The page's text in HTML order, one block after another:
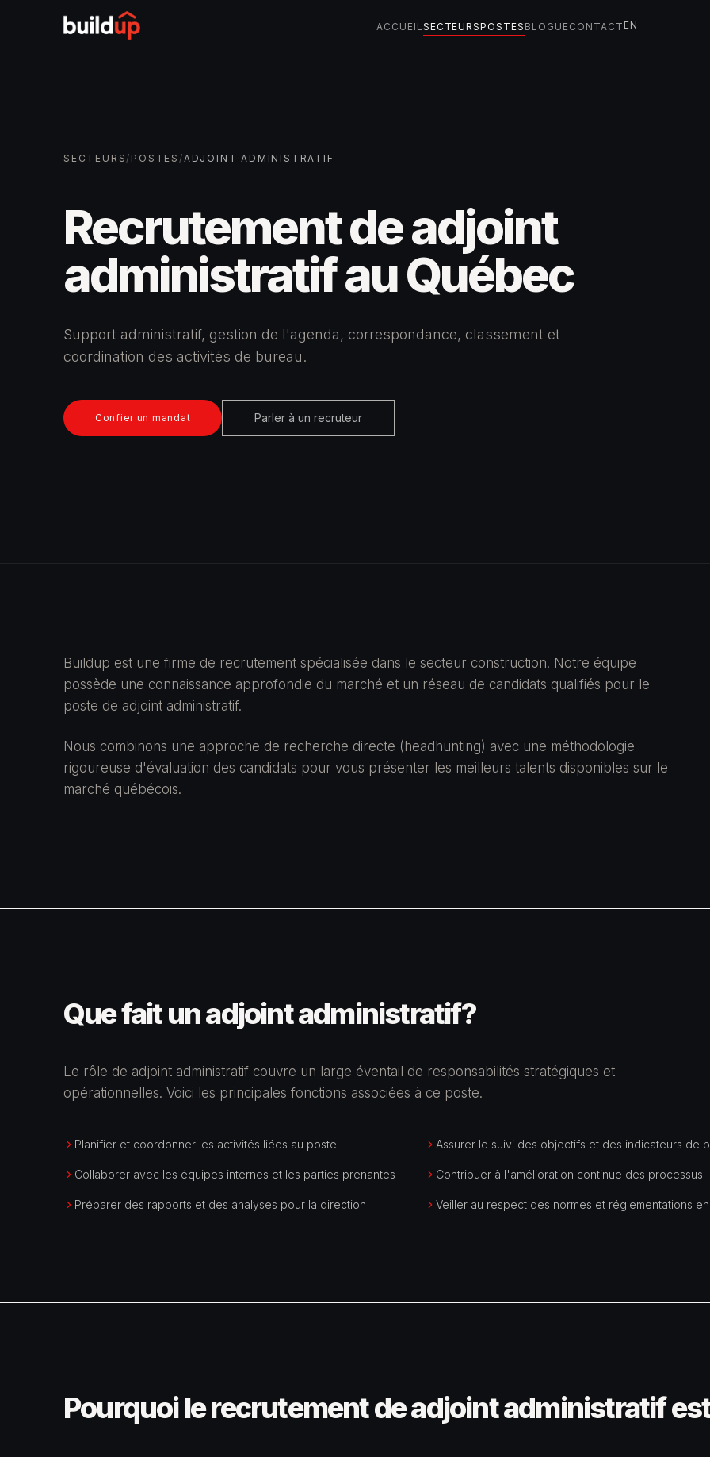
ACCUEILSECTEURSPOSTES BLOGUECONTACT EN
SECTEURS/ POSTES/ADJOINT ADMINISTRATIF
Recrutement de adjoint
administratif au Québec
Support administratif, gestion de l'agenda, correspondance, classement et
coordination des activités de bureau.
Confier un mandat Parler à un recruteur
Buildup est une firme de recrutement spécialisée dans le secteur construction. Notre équipe
possède une connaissance approfondie du marché et un réseau de candidats qualifiés pour le
poste de adjoint administratif.
Nous combinons une approche de recherche directe (headhunting) avec une méthodologie
rigoureuse d'évaluation des candidats pour vous présenter les meilleurs talents disponibles sur le
marché québécois.
Que fait un adjoint administratif?
Le rôle de adjoint administratif couvre un large éventail de responsabilités stratégiques et
opérationnelles. Voici les principales fonctions associées à ce poste.
Planifier et coordonner les activités liées au poste Assurer le suivi des objectifs et des indicateurs de
Collaborer avec les équipes internes et les parties prenantes Contribuer à l'amélioration continue des processus
Préparer des rapports et des analyses pour la direction Veiller au respect des normes et réglementations
Pourquoi le recrutement de adjoint administratif